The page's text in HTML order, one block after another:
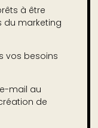
à être
du marketing
vos besoins
mail au
de